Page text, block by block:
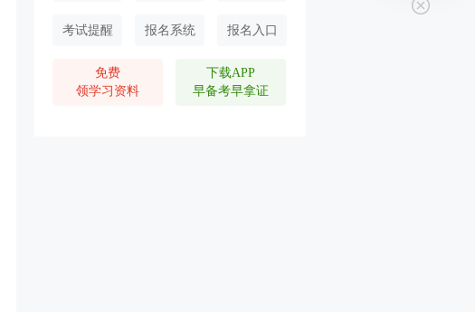
考试提醒 报名系统 报名入口
免费
领学习资料
下载APP
早备考早拿证